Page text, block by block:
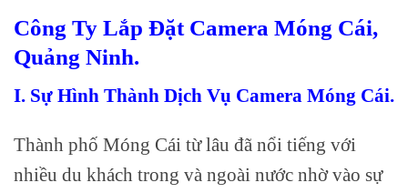
Công Ty Lắp Đặt Camera Móng Cái,
Quảng Ninh.
I. Sự Hình Thành Dịch Vụ Camera Móng Cái.
Thành phố Móng Cái từ lâu đã nổi tiếng với
nhiều du khách trong và ngoài nước nhờ vào sự